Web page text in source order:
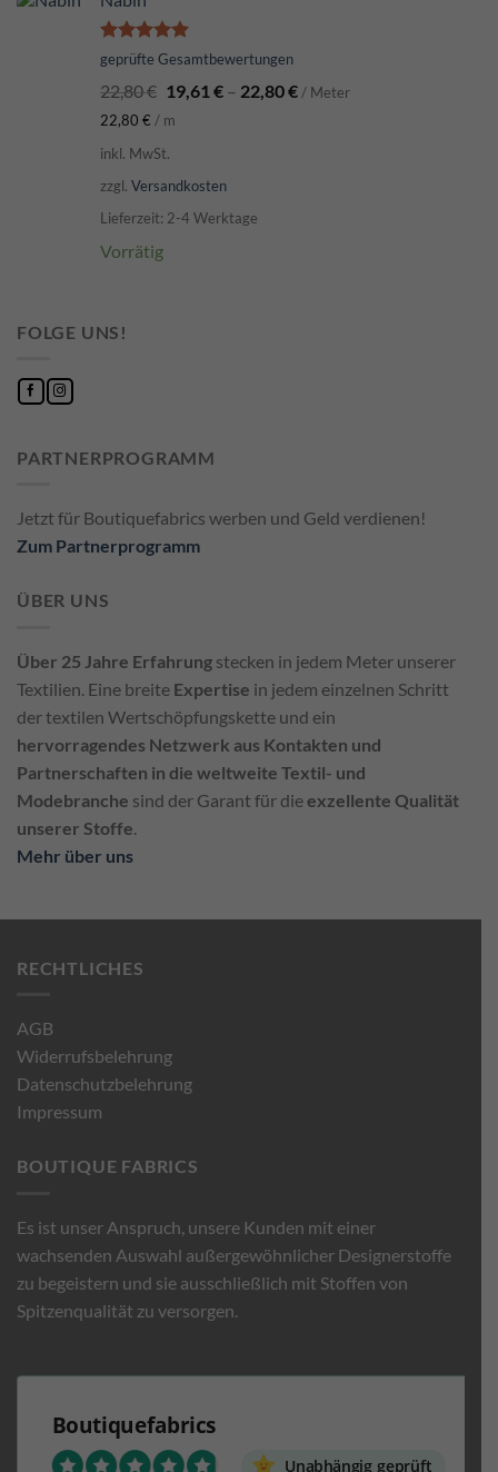
Bewertet
von 5
geprüfte Gesamtbewertungen
22,80€ 19,61 €– 22,80€ / Meter
22,80 € / m
inkl. MwSt.
zzgl. Versandkosten
Lieferzeit: 2-4 Werktage
Vorrätig
FOLGE UNS!
PARTNERPROGRAMM
Jetzt für Boutiquefabrics werben und Geld verdienen!
Zum Partnerprogramm
ÜBER UNS
Über 25 Jahre Erfahrung stecken in jedem Meter unserer
Textilien. Eine breite Expertise in jedem einzelnen Schritt
der textilen Wertschöpfungskette und ein
hervorragendes Netzwerk aus Kontakten und
Partnerschaften in die weltweite Textil- und
Modebranche sind der Garant für dieexzellente Qualität
unserer Stoffe
Mehr über uns
RECHTLICHES
AGB
Widerrufsbelehrung
Datenschutzbelehrung
Impressum
BOUTIQUE FABRICS
Es ist unser Anspruch, unsere Kunden mit einer
wachsenden Auswahl außergewöhnlicher Designerstoffe
zu begeistern und sie ausschließlich mit Stoffen von
Spitzenqualität zu versorgen.
Boutiquefabrics
Unabhängig geprüft